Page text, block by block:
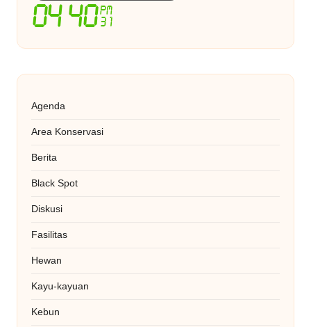
Agenda
Area Konservasi
Berita
Black Spot
Diskusi
Fasilitas
Hewan
Kayu-kayuan
Kebun